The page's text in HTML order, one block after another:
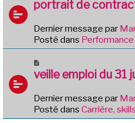
e
s
a
o
v
e
a
m
e
s
a
portrait de
Dernier message par
Posté dans
o
v
e
a
veille emploi du 31
Dernier message par
Posté dans Carrière,